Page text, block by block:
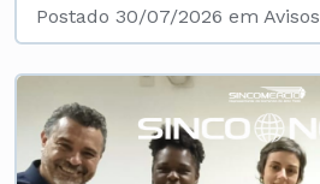
Postado 30/07/2026 em Avisos